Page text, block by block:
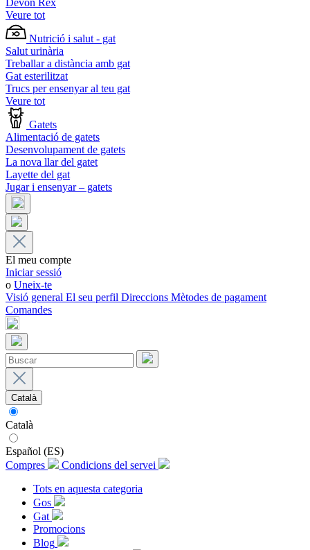
Devon Rex
Veure tot
Nutrició i salut - gat
Salut urinària
Treballar a distància amb gat
Gat esterilitzat
Trucs per ensenyar al teu gat
Veure tot
Gatets
Alimentació de gatets
Desenvolupament de gatets
La nova llar del gatet
Layette del gat
Jugar i ensenyar – gatets
El meu compte
Iniciar sessió
o Uneix-te
Visió general El seu perfil Direccions Mètodes de pagament
Comandes
Català
Català
Español (ES)
Compres
Condicions del servei
Tots en aquesta categoria
Gos
Gat
Promocions
Blog